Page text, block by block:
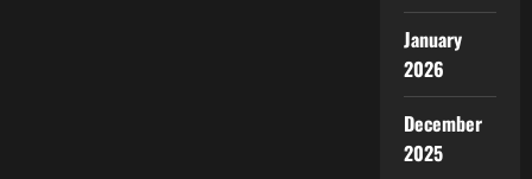
January
2026
December
2025